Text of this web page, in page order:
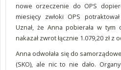
nowe orzeczenie do OPS
miesięcy zwłoki OPS
Uznał, że Anna pobierała w tym
nakazał zwrot łącznie 1.079,20 zł z
Anna odwołała się do
(SKO), ale nic to nie dało.